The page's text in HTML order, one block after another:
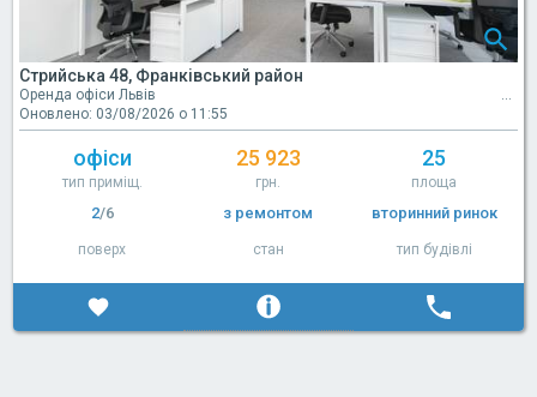
Стрийська 48, Франківський район
Оренда офіси Львів
Оновлено: 03/08/2026 о 11:55
офіси
тип приміщ.
25 923
грн.
25
площа
2/6
поверх
з ремонтом
стан
вторинний ринок
тип будівлі